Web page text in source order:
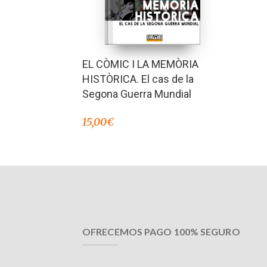
EL CÒMIC I LA MEMÒRIA
HISTÒRICA. El cas de la
Segona Guerra Mundial
15,00€
OFRECEMOS PAGO 100% SEGURO